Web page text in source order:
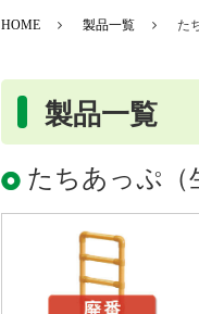
HOME 製品一覧 た
製品一覧
たちあっぷ（